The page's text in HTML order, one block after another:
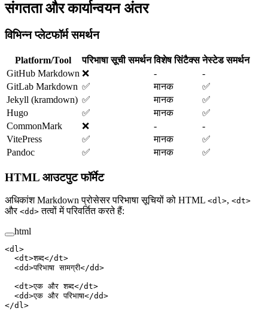
संगतता और कार्यान्वयन अंतर
विभिन्न प्लेटफॉर्म समर्थन
Platform/Tool परिभाषा सूची समर्थन विशेष सिंटैक्स नेस्टेड समर्थन
GitHub Markdown ❌ -
-
GitLab Markdown ✅ मानक
✅
Jekyll (kramdown) ✅ मानक
✅
Hugo
✅ मानक
✅
CommonMark
❌ -
-
VitePress
✅ मानक
✅
Pandoc
✅ मानक ✅
HTML आउटपुट फॉर्मेट
अधिकांश Markdown प्रोसेसर परिभाषा सूचियों को HTML <dl>, <dt>
और <dd> तत्वों में परिवर्तित करते हैं:
html
<dl>
  <
dt>शब्द</dt>
  <
dd>परिभाषा सामग्री</dd>
  <
dt>एक और शब्द</dt>
  <
dd>एक और परिभाषा</dd>
</dl>